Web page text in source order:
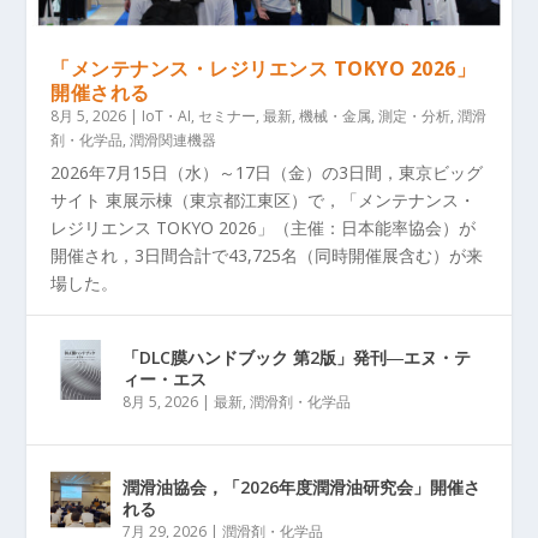
「メンテナンス・レジリエンス TOKYO 2026」
開催される
8月 5, 2026 | IoT・AI, セミナー,最新,機械・金属,測定・分析,潤滑
剤・化学品,潤滑関連機器
2026年7月15日（水）～17日（金）の3日間，東京ビッグ
サイト 東展示棟（東京都江東区）で，「メンテナンス・
レジリエンス TOKYO 2026」（主催：日本能率協会）が
開催され，3日間合計で43,725名（同時開催展含む）が来
場した。
「DLC膜ハンドブック 第2版」発刊―エヌ・テ
ィー・エス
8月 5, 2026 |最新,潤滑剤・化学品
潤滑油協会，「2026年度潤滑油研究会」開催さ
れる
7月 29, 2026 |潤滑剤・化学品